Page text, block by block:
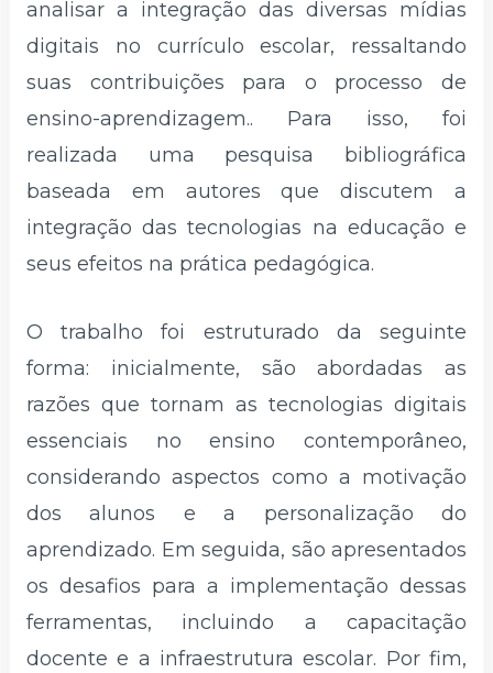
analisar a integração das diversas mídias
digitais no currículo escolar, ressaltando
suas contribuições para o processo de
ensino-aprendizagem.. Para isso, foi
realizada uma pesquisa bibliográfica
baseada em autores que discutem a
integração das tecnologias na educação e
seus efeitos na prática pedagógica.
O trabalho foi estruturado da seguinte
forma: inicialmente, são abordadas as
razões que tornam as tecnologias digitais
essenciais no ensino contemporâneo,
considerando aspectos como a motivação
dos alunos e a personalização do
aprendizado. Em seguida, são apresentados
os desafios para a implementação dessas
ferramentas, incluindo a capacitação
docente e a infraestrutura escolar. Por fim,